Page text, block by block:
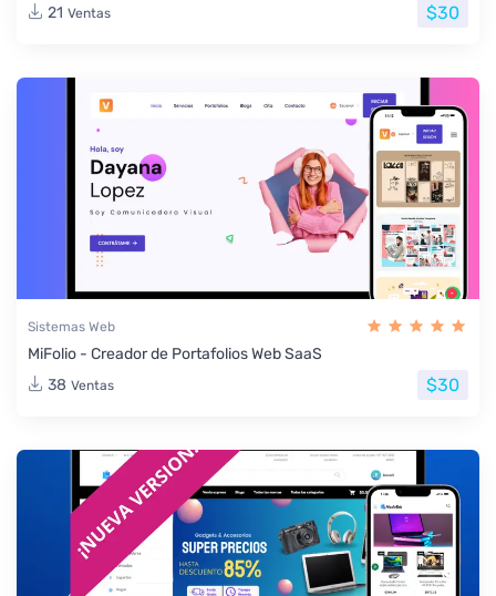
21 Ventas $30
Sistemas Web
MiFolio - Creador de Portafolios Web SaaS
38 Ventas $30